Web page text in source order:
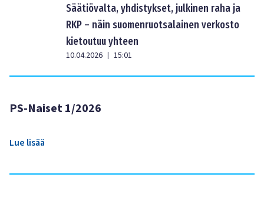
Säätiövalta, yhdistykset, julkinen raha ja
RKP – näin suomenruotsalainen verkosto
kietoutuu yhteen
10.04.2026 | 15:01
PS-Naiset 1/2026
Lue lisää